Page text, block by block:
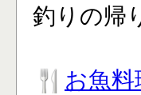
釣りの帰
お魚